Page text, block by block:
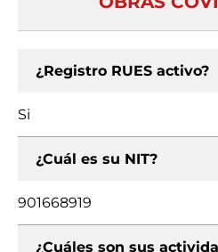
¿Registro RUES activo?
Si
¿Cuál es su NIT?
901668919
¿Cuáles son sus